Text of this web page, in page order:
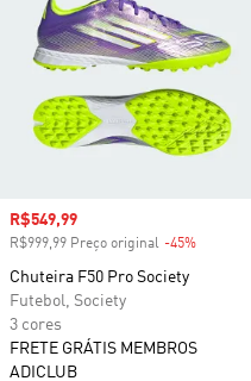
Preço com desconto
R$549,99
R$999,99 Preço original -45%
Chuteira F50 Pro Society
Futebol, Society
3 cores
FRETE GRÁTIS MEMBROS
ADICLUB